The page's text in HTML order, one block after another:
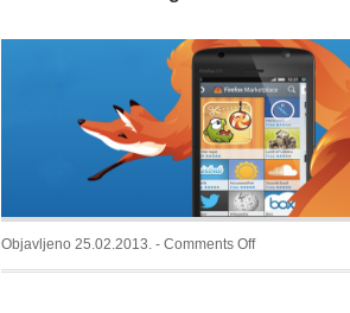
–
način
razmjene
sadržaja
Objavljeno 25.02.2013. - Comments Offon
Mozilla